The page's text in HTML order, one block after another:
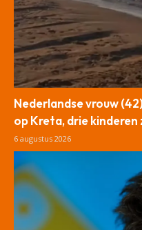
Nederlandse vrouw
op Kreta, drie kinderen
6 augustus 2026